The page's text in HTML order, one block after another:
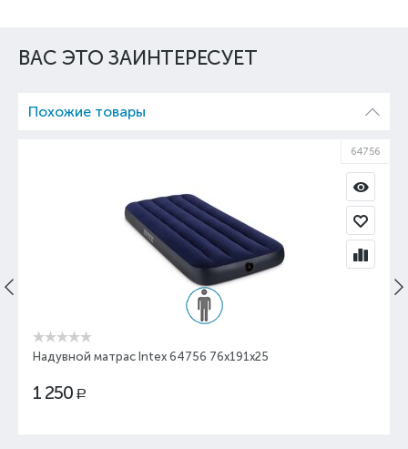
ВАС ЭТО ЗАИНТЕРЕСУЕТ
Похожие товары
64756
Надувной матрас Intex 64756 76x191x25
1 250 Р